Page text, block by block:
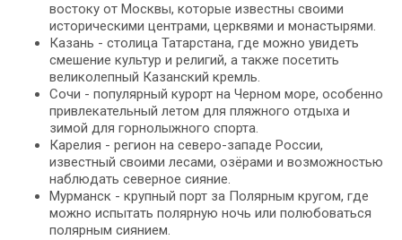
востоку от Москвы, которые известны своими
историческими центрами, церквями и монастырями.
Казань - столица Татарстана, где можно увидеть
смешение культур и религий, а также посетить
великолепный Казанский кремль.
Сочи - популярный курорт на Черном море, особенно
привлекательный летом для пляжного отдыха и
зимой для горнолыжного спорта.
Карелия - регион на северо-западе России,
известный своими лесами, озёрами и возможностью
наблюдать северное сияние.
Мурманск - крупный порт за Полярным кругом, где
можно испытать полярную ночь или полюбоваться
полярным сиянием.